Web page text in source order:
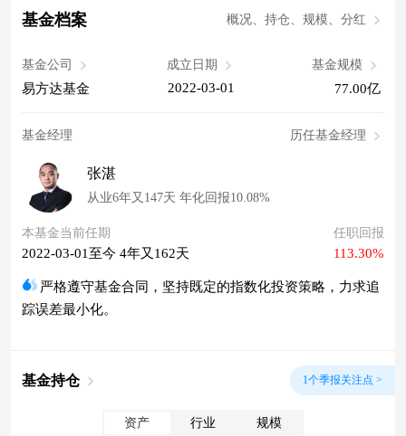
基金档案 概况、持仓、规模、分红
基金公司
易方达基金
成立日期
2022-03-01
基金规模
77.00亿
基金经理 历任基金经理
张湛
从业6年又147天 年化回报10.08%
本基金当前任期
2022-03-01至今 4年又162天
任职回报
113.30%
严格遵守基金合同，坚持既定的指数化投资策略，力求追
踪误差最小化。
基金持仓 1个季报关注点 >
资产 行业 规模